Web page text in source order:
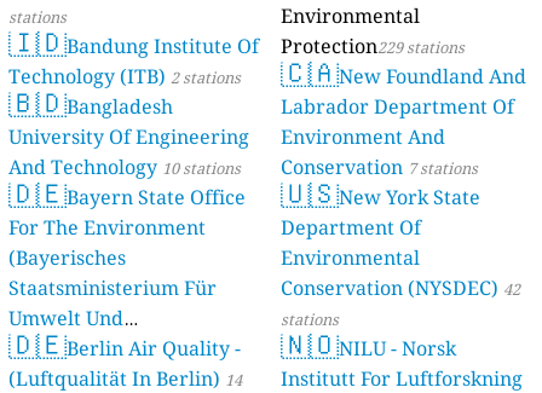
stations
🇮🇩Bandung Institute Of
Technology (ITB) 2 stations
🇧🇩Bangladesh
University Of Engineering
And Technology 10 stations
🇩🇪Bayern State Office
For The Environment
(Bayerisches
Staatsministerium Für
Umwelt Und
Verbraucherschutz) - LfU
46 stations
🇩🇪Berlin Air Quality -
(Luftqualität In Berlin) 14
Environmental
Protection229 stations
🇨🇦New Foundland And
Labrador Department Of
Environment And
Conservation 7 stations
🇺🇸New York State
Department Of
Environmental
Conservation (NYSDEC) 42
stations
🇳🇴NILU - Norsk
Institutt For Luftforskning